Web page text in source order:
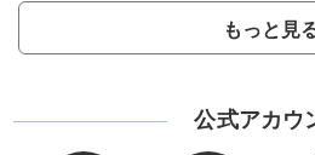
もっと見
公式アカウ